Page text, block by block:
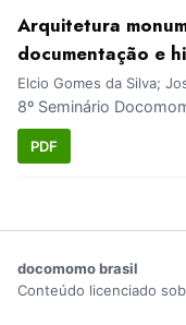
Arquitetura
documentação e
Elcio Gomes da Silva;
8º Seminário
PDF
docomomo brasil
Conteúdo licenciado sob